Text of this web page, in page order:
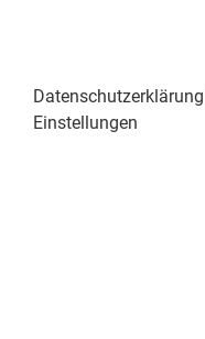
Datenschutzerklärung
Einstellungen